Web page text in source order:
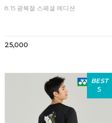
8.15 광복절 스페셜 에디션
25,000
BEST
5